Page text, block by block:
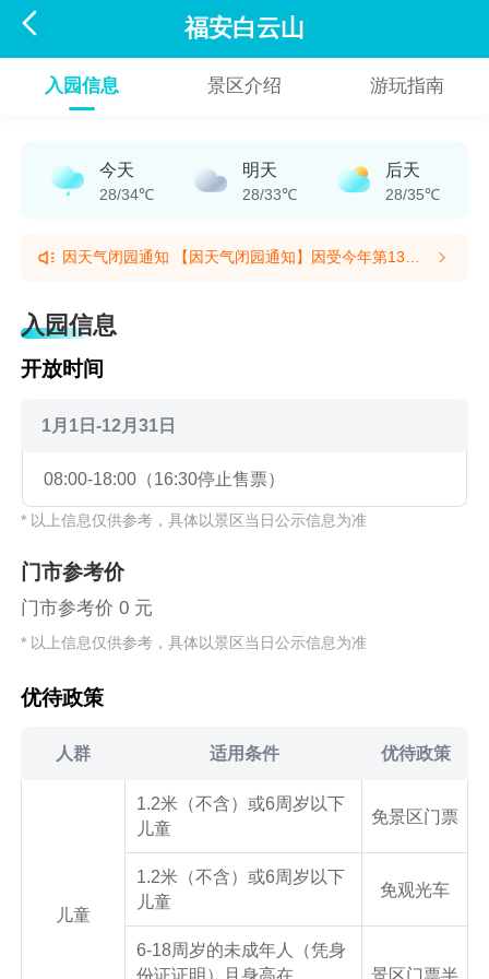
 福安白云山
入园信息 景区介绍 游玩指南
今天
28/34℃
明天
28/33℃
后天
28/35℃
因天气闭园通知 【因天气闭园通知】因受今年第13号
转告，景区恢复运营时间将根据天气情况另行通知。此
解。特此通告(提示有效期2026/8/8至2026/8/9)
九龙洞景区自8月8日即日起临时闭园，请广大游客相互
次景区临时关闭给大家出行和游玩带来的不便，敬请谅
入园信息
开放时间
1月1日-12月31日
08:00-18:00（16:30停止售票）
* 以上信息仅供参考，具体以景区当日公示信息为准
门市参考价
门市参考价 0 元
* 以上信息仅供参考，具体以景区当日公示信息为准
优待政策
人群 适用条件 优待政策
儿童
1.2米（不含）或6周岁以下
儿童
免景区门票
1.2米（不含）或6周岁以下
儿童
免观光车
6-18周岁的未成年人（凭身